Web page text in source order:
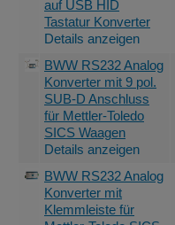
auf USB HID
Tastatur Konverter
Details anzeigen
BWW RS232 Analog
Konverter mit 9 pol.
SUB-D Anschluss
für Mettler-Toledo
SICS Waagen
Details anzeigen
BWW RS232 Analog
Konverter mit
Klemmleiste für